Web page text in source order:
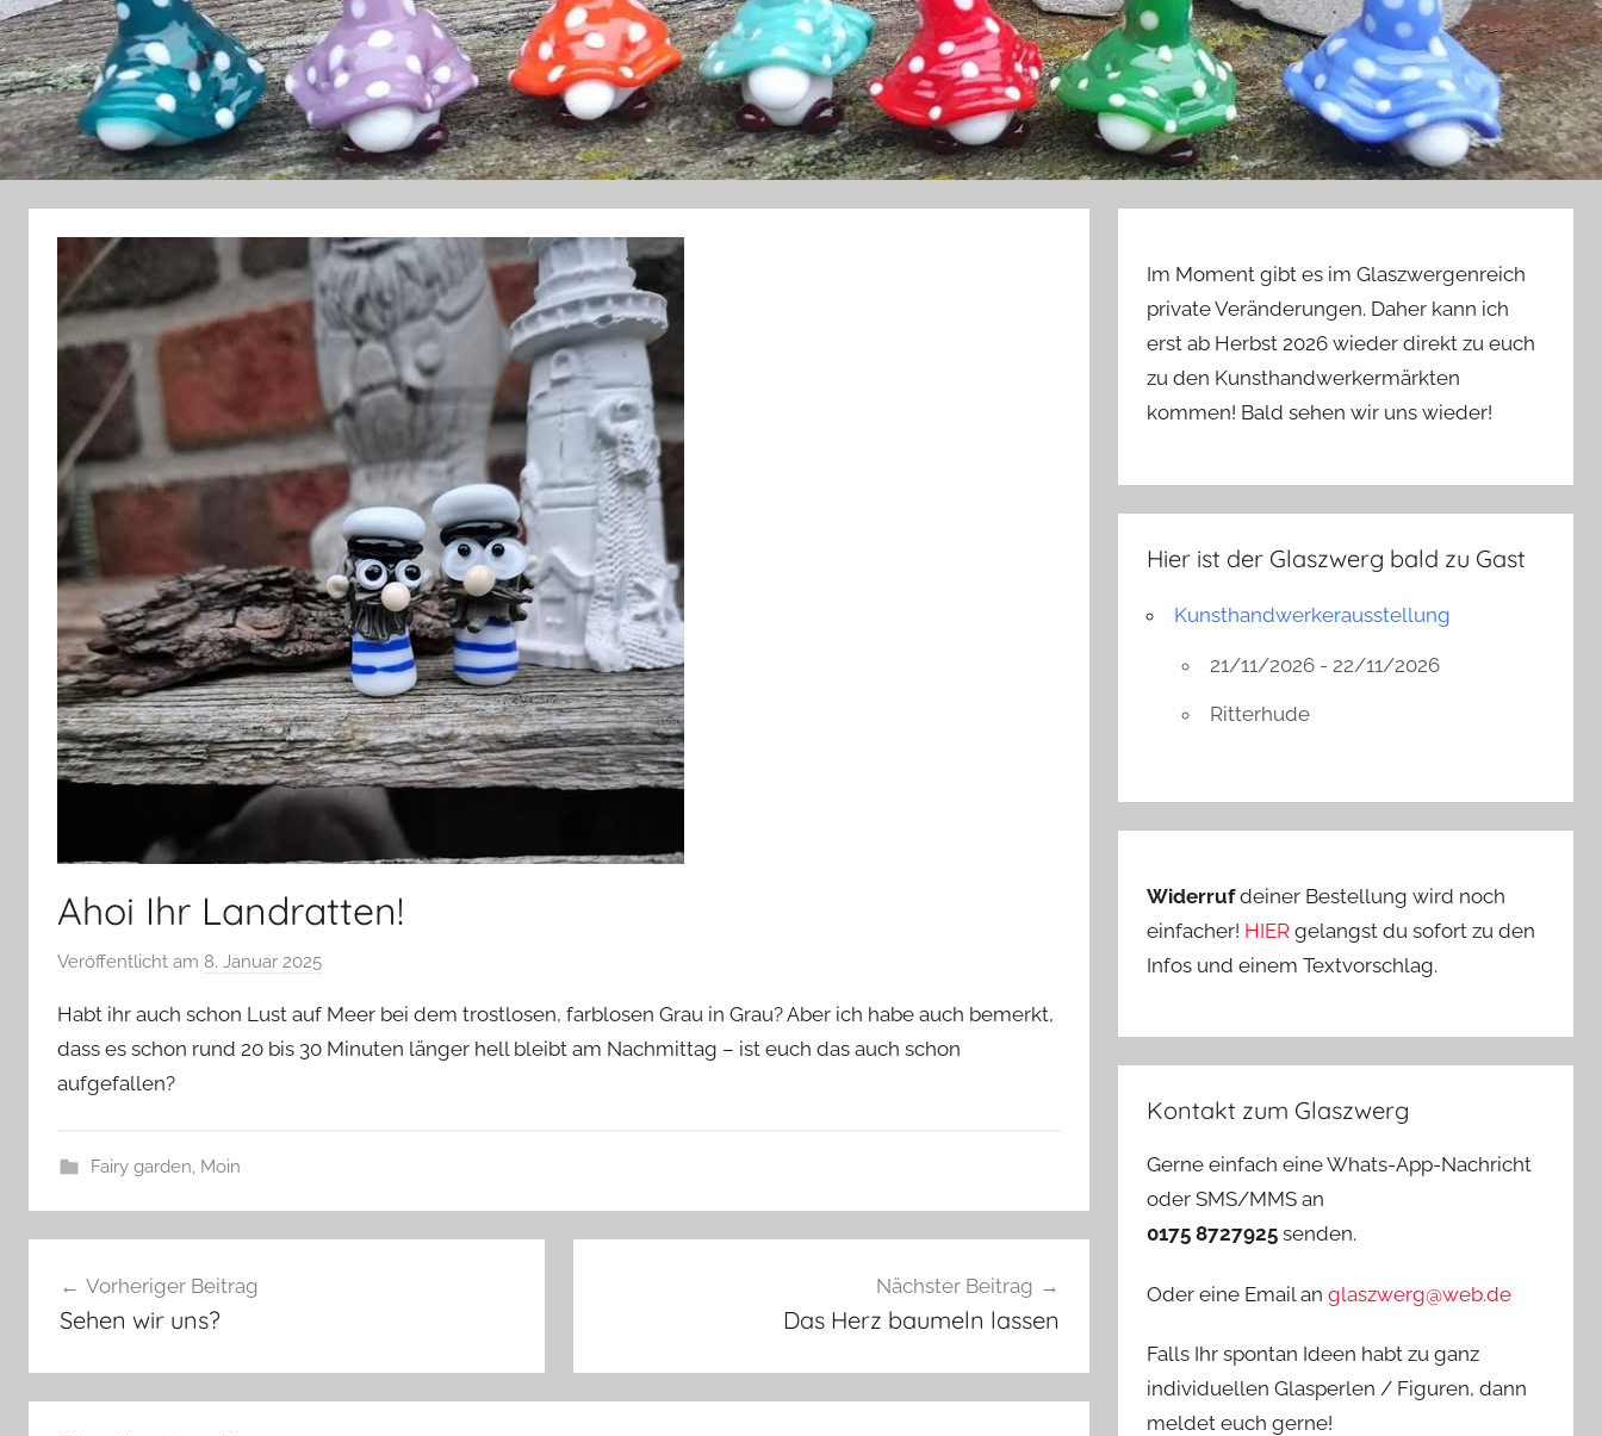
Ahoi Ihr Landratten!
Veröffentlicht am 8. Januar 2025
n
G
w
e
Habt ihr auch schon Lust auf Meer bei dem trostlosen, farblosen Grau in Grau? Aber ich habe auch bemerkt,
dass es schon rund 20 bis 30 Minuten länger hell bleibt am Nachmittag – ist euch das auch schon
aufgefallen?
Fairy garden, Moin
r
Vorheriger Beitrag
Sehen wir uns?
Nächster Beitrag
Das Herz baumeln lassen
Im Moment gibt es im Glaszwergenreich
private Veränderungen. Daher kann ich
erst ab Herbst 2026 wieder direkt zu euch
zu den Kunsthandwerkermärkten
kommen! Bald sehen wir uns wieder!
Hier ist der Glaszwerg bald zu Gast
Kunsthandwerkerausstellung
21/11/2026 - 22/11/2026
Ritterhude
Widerrufdeiner Bestellung wird noch
einfacher! HIERgelangst du sofort zu den
Infos und einem Textvorschlag.
Kontakt zum Glaszwerg
Gerne einfach eine Whats-App-Nachricht
oder SMS/MMS an
0175 8727925 senden.
Oder eine Email anglaszwerg@web.de
Falls Ihr spontan Ideen habt zu ganz
individuellen Glasperlen / Figuren, dann
meldet euch gerne!